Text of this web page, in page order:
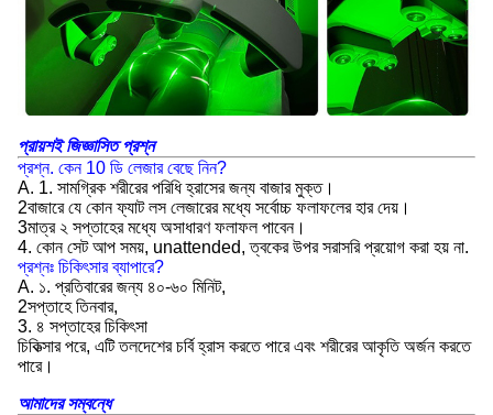
প্রায়শই জিজ্ঞাসিত প্রশ্ন
প্রশ্ন. কেন 10 ডি লেজার বেছে নিন?
A. 1. সামগ্রিক শরীরের পরিধি হ্রাসের জন্য বাজার মুক্ত।
2বাজারে যে কোন ফ্যাট লস লেজারের মধ্যে সর্বোচ্চ ফলাফলের হার দেয়।
3মাত্র ২ সপ্তাহের মধ্যে অসাধারণ ফলাফল পাবেন।
4. কোন সেট আপ সময়, unattended, ত্বকের উপর সরাসরি প্রয়োগ করা হয় না.
প্রশ্নঃ চিকিৎসার ব্যাপারে?
A. ১. প্রতিবারের জন্য ৪০-৬০ মিনিট,
2সপ্তাহে তিনবার,
3. ৪ সপ্তাহের চিকিৎসা
চিকিত্সার পরে, এটি তলদেশের চর্বি হ্রাস করতে পারে এবং শরীরের আকৃতি অর্জন করতে
পারে।
আমাদের সম্বন্ধে